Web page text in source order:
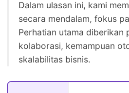
Dalam ulasan ini, kami
secara mendalam, fokus
Perhatian utama diberikan
kolaborasi, kemampuan
skalabilitas bisnis.